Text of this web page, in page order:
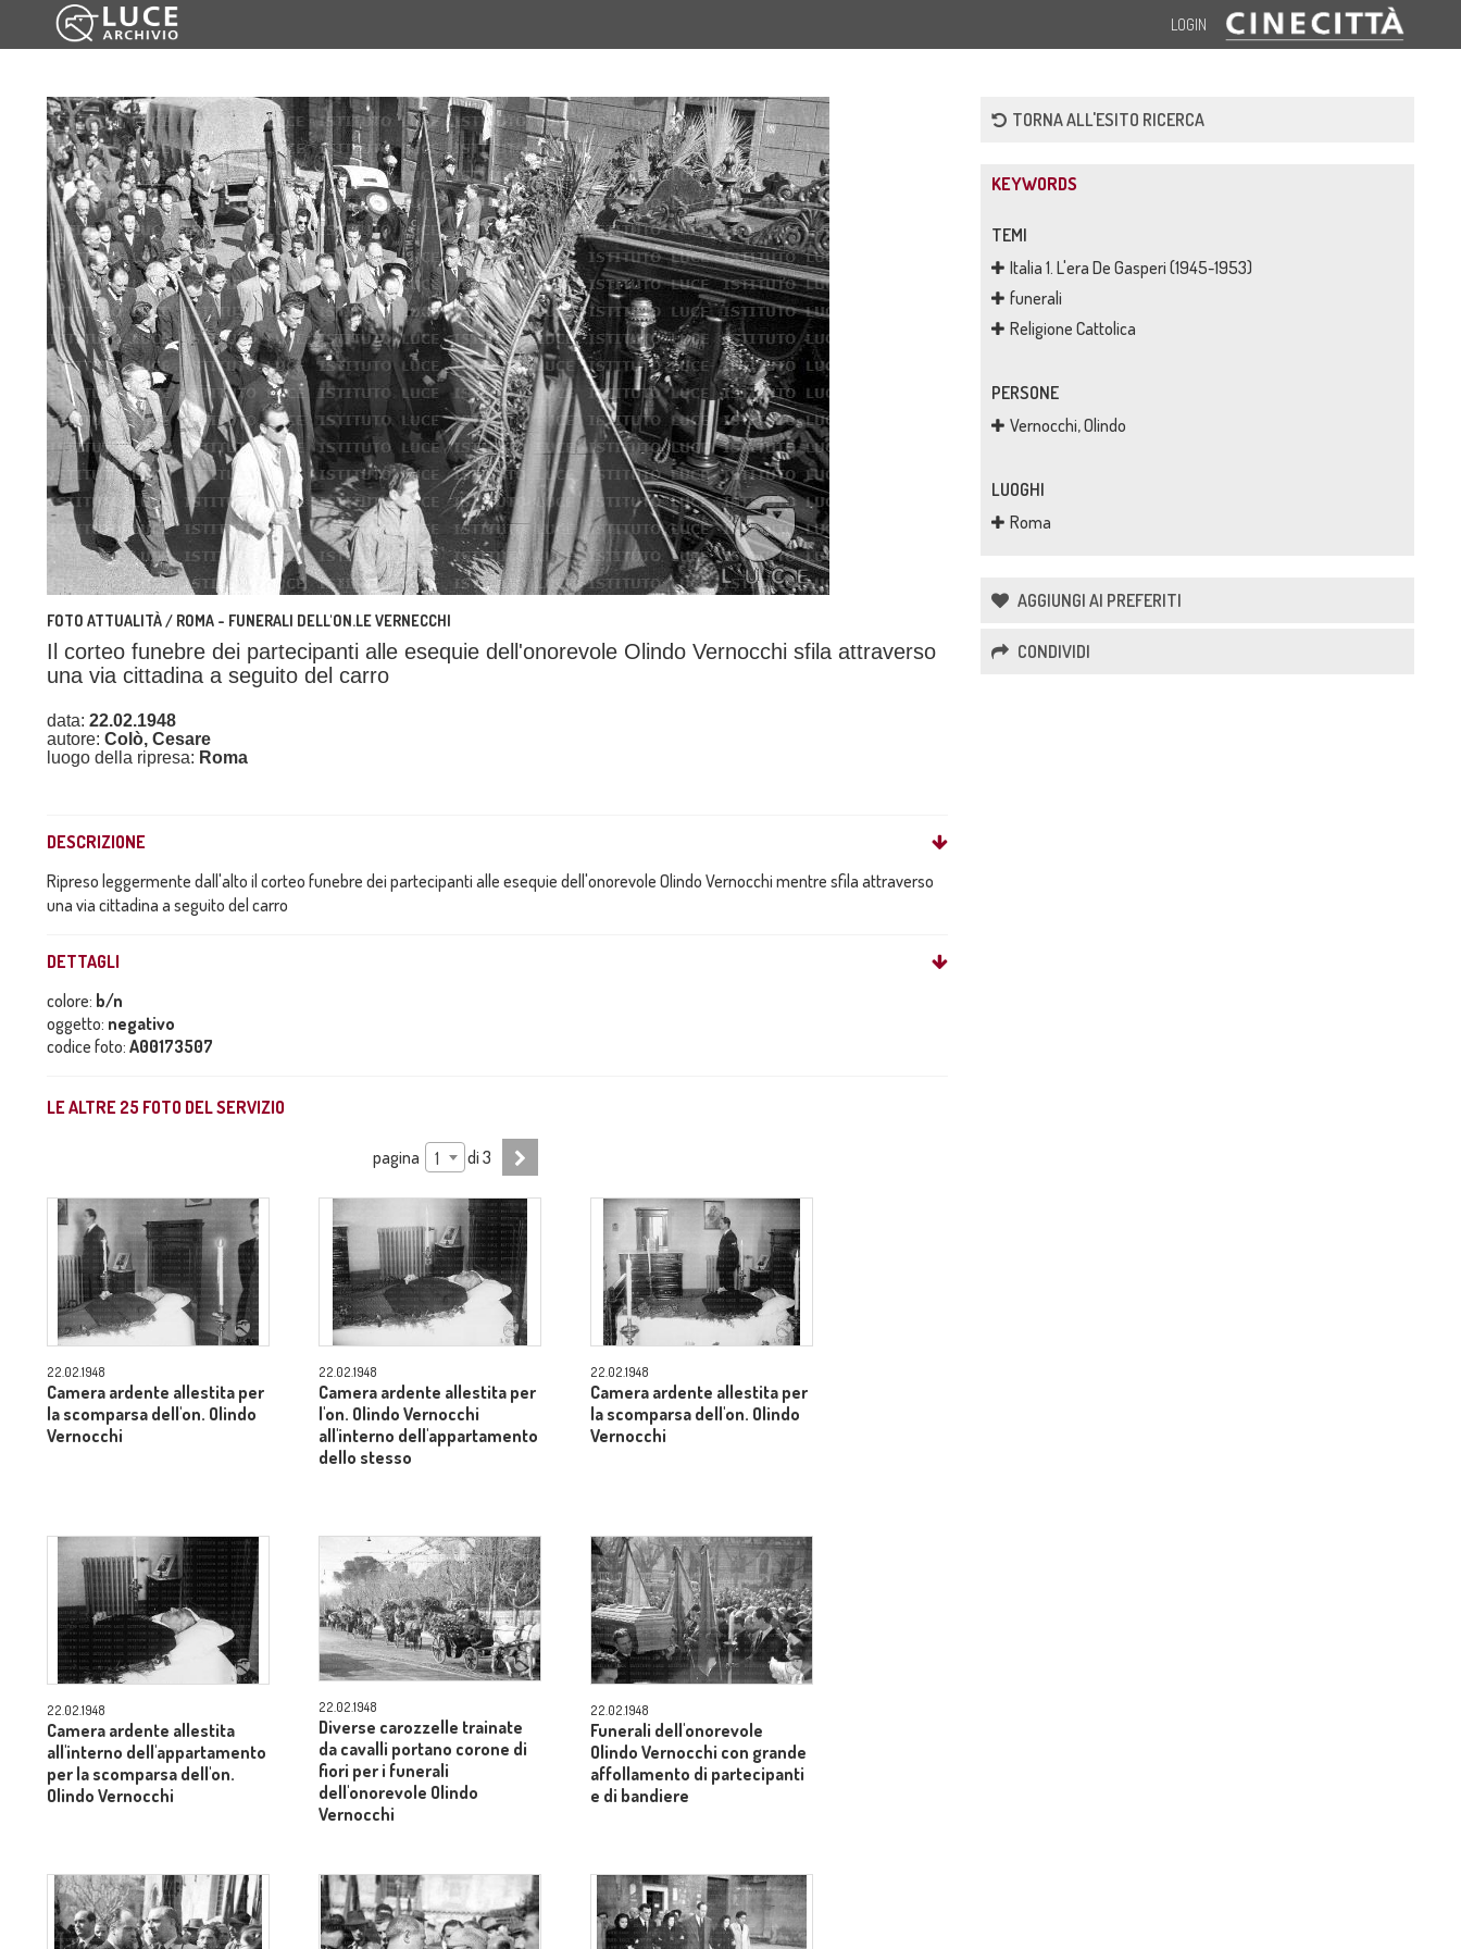
LOGIN
FOTO ATTUALITÀ / ROMA - FUNERALI DELL'ON.LE VERNECCHI
Il corteo funebre dei partecipanti alle esequie dell'onorevole Olindo Vernocchi sfila attraverso
una via cittadina a seguito del carro
data: 22.02.1948
autore: Colò, Cesare
luogo della ripresa: Roma
DESCRIZIONE
Ripreso leggermente dall'alto il corteo funebre dei partecipanti alle esequie dell'onorevole Olindo Vernocchi mentre sfila attraverso
una via cittadina a seguito del carro
DETTAGLI
colore: b/n
oggetto: negativo
codice foto: A00173507
LE ALTRE 25 FOTO DEL SERVIZIO
pagina 1 di3
22.02.1948
Camera ardente allestita per
la scomparsa dell'on. Olindo
Vernocchi
22.02.1948
Camera ardente allestita per
l'on. Olindo Vernocchi
all'interno dell'appartamento
dello stesso
22.02.1948
Camera ardente allestita per
la scomparsa dell'on. Olindo
Vernocchi
22.02.1948
Camera ardente allestita
all'interno dell'appartamento
per la scomparsa dell'on.
Olindo Vernocchi
22.02.1948
Diverse carozzelle trainate
da cavalli portano corone di
fiori per i funerali
dell'onorevole Olindo
Vernocchi
22.02.1948
Funerali dell'onorevole
Olindo Vernocchi con grande
affollamento di partecipanti
e di bandiere
TORNA ALL'ESITO RICERCA
KEYWORDS
TEMI
Italia 1. L'era De Gasperi (1945-1953)
funerali
Religione Cattolica
PERSONE
Vernocchi, Olindo
LUOGHI
Roma
AGGIUNGI AI PREFERITI
CONDIVIDI